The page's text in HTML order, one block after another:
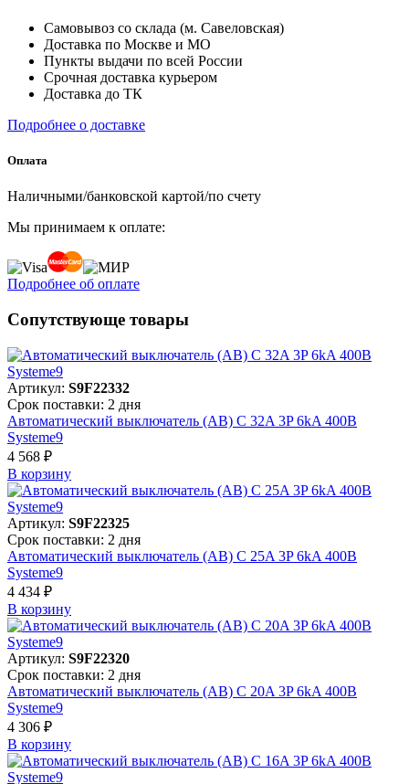
Самовывоз со склада (м. Савеловская)
Доставка по Москве и МО
Пункты выдачи по всей России
Срочная доставка курьером
Доставка до ТК
Подробнее о доставке
Оплата
Наличными/банковской картой/по счету
Мы принимаем к оплате:
Подробнее об оплате
Сопутствующе товары
Артикул: S9F22332
Срок поставки: 2 дня
Автоматический выключатель (АВ) C 32A 3P 6kA 400В
Systeme9
4 568 ₽
В корзинy
Артикул: S9F22325
Срок поставки: 2 дня
Автоматический выключатель (АВ) C 25A 3P 6kA 400В
Systeme9
4 434 ₽
В корзинy
Артикул: S9F22320
Срок поставки: 2 дня
Автоматический выключатель (АВ) C 20A 3P 6kA 400В
Systeme9
4 306 ₽
В корзинy